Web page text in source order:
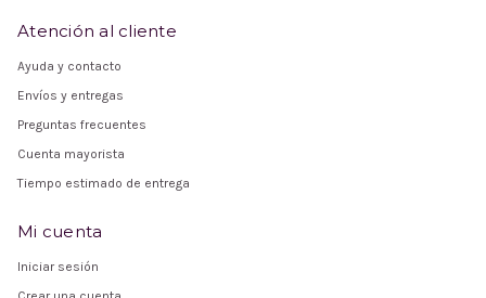
Atención al cliente
Ayuda y contacto
Envíos y entregas
Preguntas frecuentes
Cuenta mayorista
Tiempo estimado de entrega
Mi cuenta
Iniciar sesión